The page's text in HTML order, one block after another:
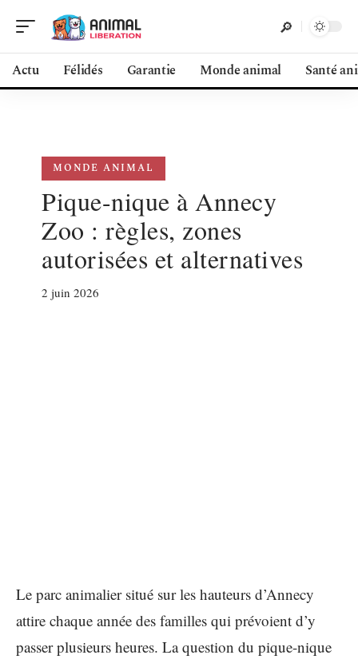
Actu Félidés Garantie Monde animal Santé
MONDE ANIMAL
Pique-nique à Annecy
Zoo : règles, zones
autorisées et alternatives
2 juin 2026
Le parc animalier situé sur les hauteurs d’Annecy
attire chaque année des familles qui prévoient d’y
passer plusieurs heures. La question du pique-nique